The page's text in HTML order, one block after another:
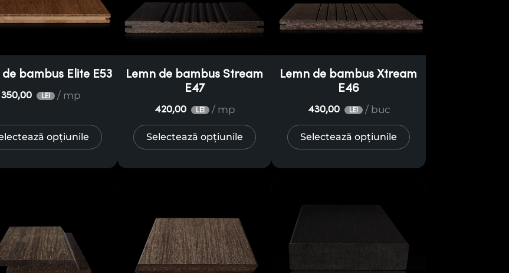
de bambus Elite E53
350,00 LEI / mp
opțiunile
Lemn de bambus Stream
E47
420,00 LEI / mp
Selectează opțiunile
Lemn de bambus Xtream
E46
430,00 LEI / buc
Selectează opțiunile